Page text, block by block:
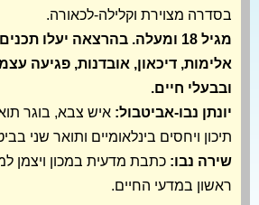
בסדרה מצוירת וקלילה-לכאורה.
מגיל 18 ומעלה. בהרצאה יעלו
אלימות, דיכאון, אובדנות, פגיעה
ובבעלי חיים.
יונתן נבו-אביטבול: איש צבא, בוגר
תיכון ויחסים בינלאומיים ותואר שני
שירה נבו: כתבת מדעית במכון ויצמן
ראשון במדעי החיים.